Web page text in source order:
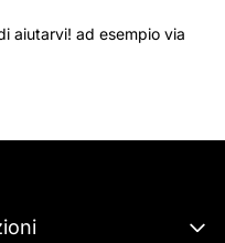
aiutarvi! ad esempio via